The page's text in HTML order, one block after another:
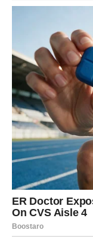
Posmatrajte njihovo
o karakteru osobe.
agresivno ili štetno
nešto zlo u
Razgovarajte s
stvari koje mi ne
članom porodice od
nekome da biste